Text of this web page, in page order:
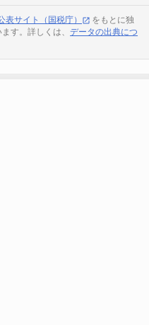
表サイト（国税庁）
をもとに独
す。詳しくは、 データの出典につ